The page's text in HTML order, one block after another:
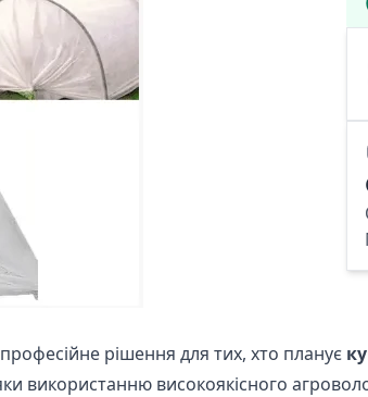
рішення для тих, хто планує
використанню високоякісного